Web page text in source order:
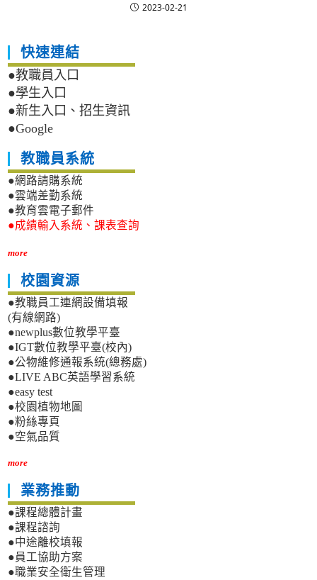
2023-02-21
快速連結
●教職員入口
●學生入口
●新生入口、招生資訊
●Google
教職員系統
●網路請購系統
●雲端差勤系統
●教育雲電子郵件
●成績輸入系統、課表查詢
more
校園資源
●教職員工連網設備填報
(有線網路)
●newplus數位教學平臺
●IGT數位教學平臺(校內)
●公物維修通報系統(總務處)
●LIVE ABC英語學習系統
●easy test
●校園植物地圖
●粉絲專頁
●空氣品質
more
業務推動
●課程總體計畫
●課程諮詢
●中途離校填報
●員工協助方案
●職業安全衛生管理